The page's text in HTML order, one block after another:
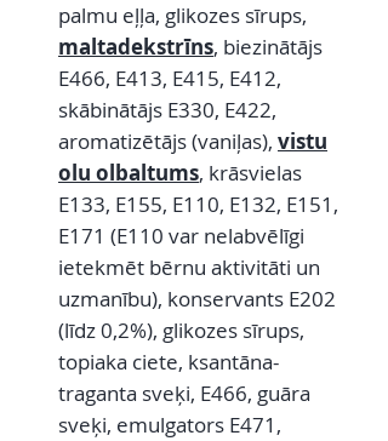
palmu eļļa, glikozes sīrups,
maltadekstrīns, biezinātājs
E466, E413, E415, E412,
skābinātājs E330, E422,
aromatizētājs (vaniļas), vistu
olu olbaltums, krāsvielas
E133, E155, E110, E132, E151,
E171 (E110 var nelabvēlīgi
ietekmēt bērnu aktivitāti un
uzmanību), konservants E202
(līdz 0,2%), glikozes sīrups,
topiaka ciete, ksantāna-
traganta sveķi, E466, guāra
sveķi, emulgators E471,